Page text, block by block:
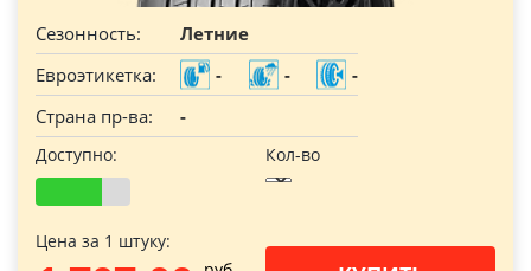
Сезонность:
Летние
Евроэтикетка:
- -
-
Страна пр-ва:
-
Доступно: Кол-во
Цена за 1 штуку: